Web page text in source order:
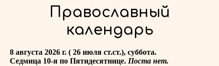
Православный
календарь
8 августа 2026 г. ( 26 июля ст.ст.), суббота.
Седмица 10-я по Пятидесятнице. Поста нет.